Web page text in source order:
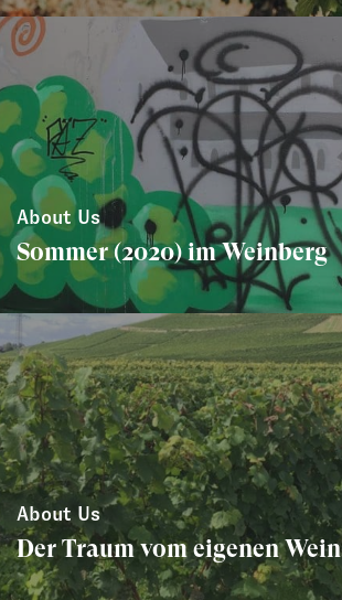
About Us
Sommer (2020) im Weinberg
About Us
Der Traum vom eigenen Wein